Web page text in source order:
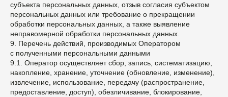
субъекта персональных данных, отзыв согласия субъектом
персональных данных или требование о прекращении
обработки персональных данных, а также выявление
неправомерной обработки персональных данных.
9. Перечень действий, производимых Оператором
с полученными персональными данными
9.1. Оператор осуществляет сбор, запись, систематизацию,
накопление, хранение, уточнение (обновление, изменение),
извлечение, использование, передачу (распространение,
предоставление, доступ), обезличивание, блокирование,